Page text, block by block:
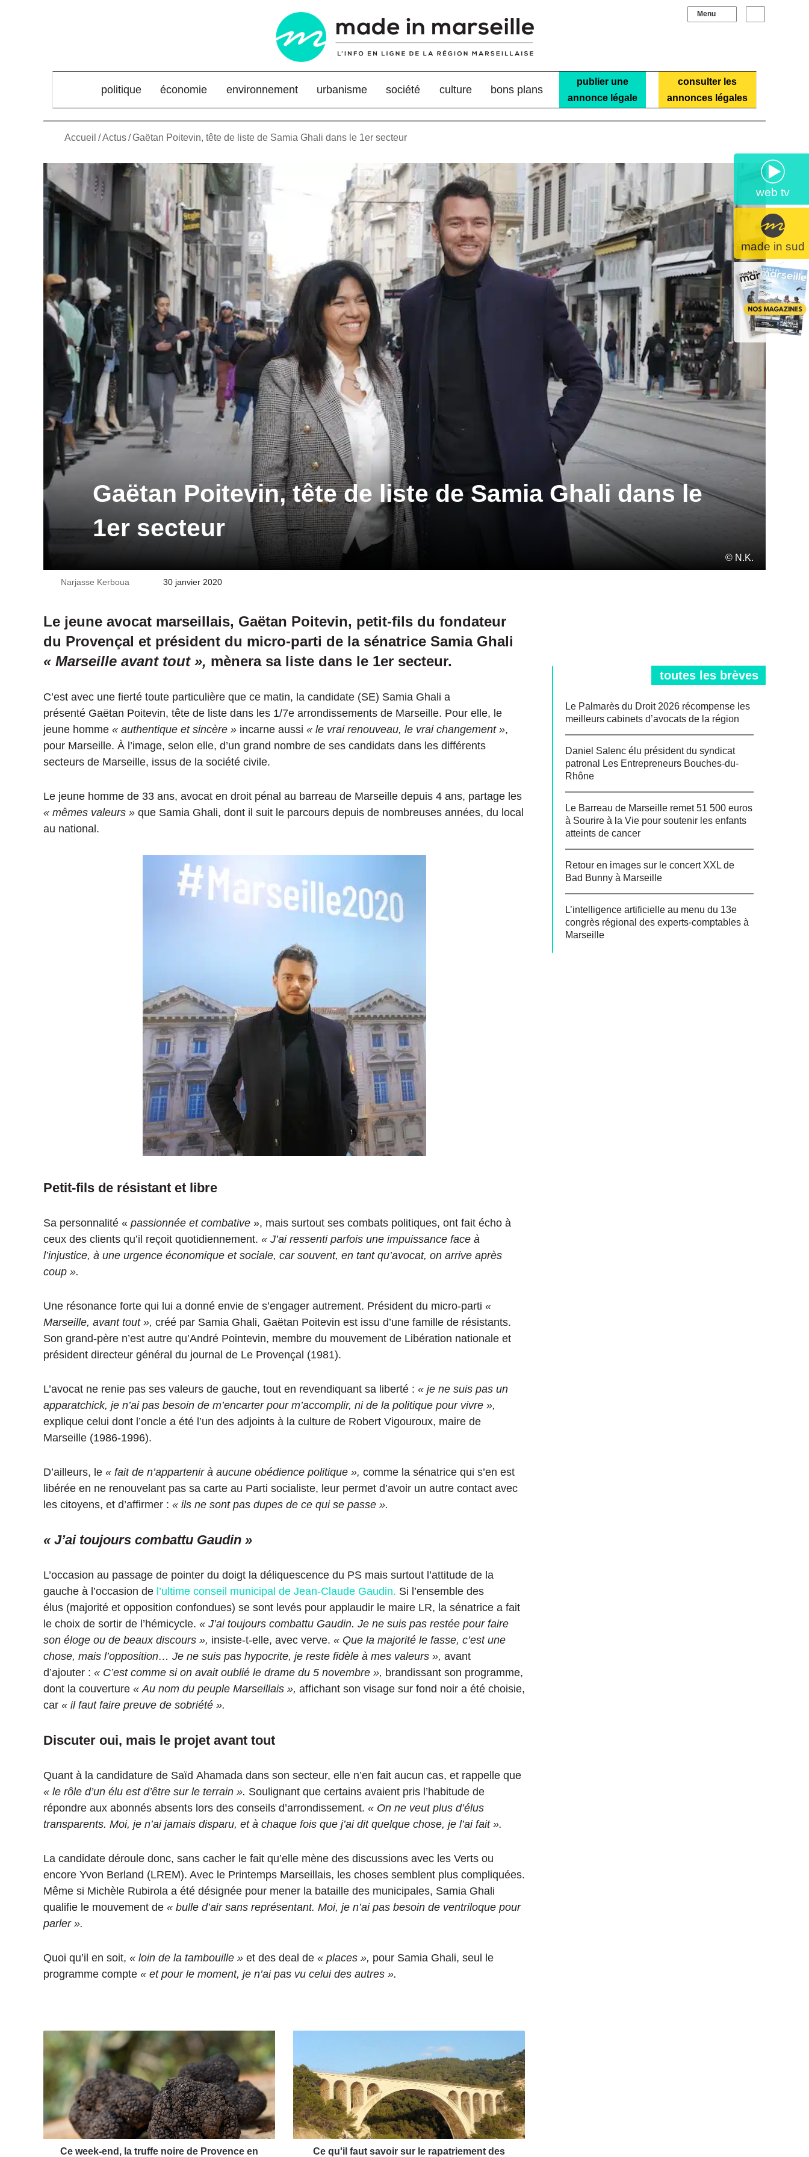
web tv
made in sud
élément de menu
politique économie environnement urbanisme société culture bons plans
publier une
annonce légale
consulter les
annonces légales
Accueil /Actus/Gaëtan Poitevin, tête de liste de Samia Ghali dans le 1er secteur
Gaëtan Poitevin, tête de liste de Samia Ghali dans le
1er secteur
© N.K.
Narjasse Kerboua
Envoyer30 janvier 2020
Le jeune avocat marseillais, Gaëtan Poitevin, petit-fils du fondateur
du Provençal et président du micro-parti de la sénatrice Samia Ghali
« Marseille avant tout », mènera sa liste dans le 1er secteur.
C’est avec une fierté toute particulière que ce matin, la candidate (SE) Samia Ghali a
présenté Gaëtan Poitevin, tête de liste dans les 1/7e arrondissements de Marseille. Pour elle, le
jeune homme « authentique et sincère » incarne aussi « le vrai renouveau, le vrai changement »,
pour Marseille. À l’image, selon elle, d’un grand nombre de ses candidats dans les différents
secteurs de Marseille, issus de la société civile.
Le jeune homme de 33 ans, avocat en droit pénal au barreau de Marseille depuis 4 ans, partage les
« mêmes valeurs » que Samia Ghali, dont il suit le parcours depuis de nombreuses années, du local
au national.
Petit-fils de résistant et libre
Sa personnalité « passionnée et combative », mais surtout ses combats politiques, ont fait écho à
ceux des clients qu’il reçoit quotidiennement. « J’ai ressenti parfois une impuissance face à
l’injustice, à une urgence économique et sociale, car souvent, en tant qu’avocat, on arrive après
coup ».
Une résonance forte qui lui a donné envie de s’engager autrement. Président du micro-parti «
Marseille, avant tout », créé par Samia Ghali, Gaëtan Poitevin est issu d’une famille de résistants.
Son grand-père n’est autre qu’André Pointevin, membre du mouvement de Libération nationale et
président directeur général du journal de Le Provençal (1981).
L’avocat ne renie pas ses valeurs de gauche, tout en revendiquant sa liberté : « je ne suis pas un
apparatchick, je n’ai pas besoin de m’encarter pour m’accomplir, ni de la politique pour vivre »,
explique celui dont l’oncle a été l’un des adjoints à la culture de Robert Vigouroux, maire de
Marseille (1986-1996).
D’ailleurs, le « fait de n’appartenir à aucune obédience politique », comme la sénatrice qui s’en est
libérée en ne renouvelant pas sa carte au Parti socialiste, leur permet d’avoir un autre contact avec
les citoyens, et d’affirmer : « ils ne sont pas dupes de ce qui se passe ».
« J’ai toujours combattu Gaudin »
L’occasion au passage de pointer du doigt la déliquescence du PS mais surtout l’attitude de la
gauche à l’occasion de l’ultime conseil municipal de Jean-Claude Gaudin. Si l’ensemble des
élus (majorité et opposition confondues) se sont levés pour applaudir le maire LR, la sénatrice a fait
le choix de sortir de l’hémicycle. « J’ai toujours combattu Gaudin. Je ne suis pas restée pour faire
son éloge ou de beaux discours », insiste-t-elle, avec verve. « Que la majorité le fasse, c’est une
chose, mais l’opposition… Je ne suis pas hypocrite, je reste fidèle à mes valeurs », avant
d’ajouter : « C’est comme si on avait oublié le drame du 5 novembre », brandissant son programme,
dont la couverture « Au nom du peuple Marseillais », affichant son visage sur fond noir a été choisie,
car « il faut faire preuve de sobriété ».
Discuter oui, mais le projet avant tout
Quant à la candidature de Saïd Ahamada dans son secteur, elle n’en fait aucun cas, et rappelle que
« le rôle d’un élu est d’être sur le terrain ». Soulignant que certains avaient pris l’habitude de
répondre aux abonnés absents lors des conseils d’arrondissement. « On ne veut plus d’élus
transparents. Moi, je n’ai jamais disparu, et à chaque fois que j’ai ditquelque chose, je l’ai fait ».
La candidate déroule donc, sans cacher le fait qu’elle mène des discussions avec les Verts ou
encore Yvon Berland (LREM). Avec le Printemps Marseillais, les choses semblent plus compliquées.
Même si Michèle Rubirola a été désignée pour mener la bataille des municipales, Samia Ghali
qualifie le mouvement de « bulle d’air sans représentant. Moi, je n’ai pas besoin de ventriloque pour
parler ».
Quoi qu’il en soit, « loin de la tambouille » et des deal de « places », pour Samia Ghali, seul le
programme compte « et pour le moment, je n’ai pas vu celui des autres ».
C
e
k
-
e
n
Ce week-end, la truffe noire de Provence en
q
u
'
i
l
f
a
Ce qu'il faut savoir sur le rapatriement des
toutes les brèves
Le Palmarès du Droit 2026 récompense les
meilleurs cabinets d’avocats de la région
Daniel Salenc élu président du syndicat
patronal Les Entrepreneurs Bouches-du-
Rhône
Le Barreau de Marseille remet 51 500 euros
à Sourire à la Vie pour soutenir les enfants
atteints de cancer
Retour en images sur le concert XXL de
Bad Bunny à Marseille
L’intelligence artificielle au menu du 13e
congrès régional des experts-comptables à
Marseille